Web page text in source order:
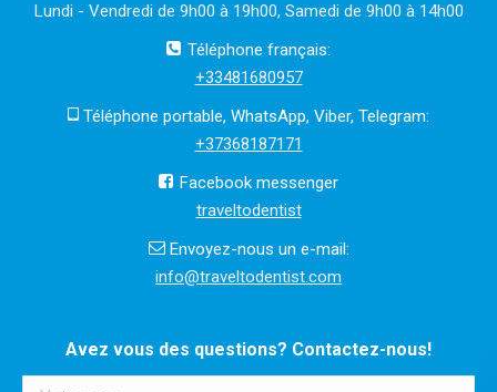
Lundi - Vendredi de 9h00 à 19h00, Samedi de 9h00 à 14h00
Téléphone français:
+33481680957
Téléphone portable, WhatsApp, Viber, Telegram:
+37368187171
Facebook messenger
traveltodentist
Envoyez-nous un e-mail:
info@traveltodentist.com
Avez vous des questions? Contactez-nous!